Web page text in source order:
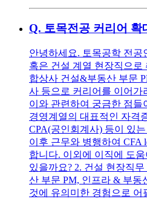
Q. 토목전공 커리어 확
안녕하세요. 토목공학 전
혹은 건설 계열 현장직으로
합상사 건설&부동산 부문
사 등으로 커리어를 이어가
이와 관련하여 궁금한 점들
경영계열의 대표적인 자격
CPA(공인회계사) 등이 있
이후 근무와 병행하여 CFA
합니다. 이외에 이직에 도
있을까요? 2. 건설 현장직
산 부문 PM, 인프라 & 부동
것에 유의미한 경험으로 어